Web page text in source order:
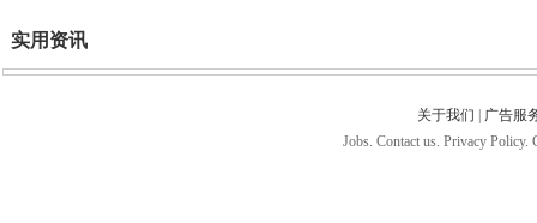
实用资讯
关于我们
广告服
Jobs. Contact us. Privacy